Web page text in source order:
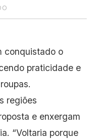
conquistado o
praticidade e
regiões
e enxergam
“Voltaria porque